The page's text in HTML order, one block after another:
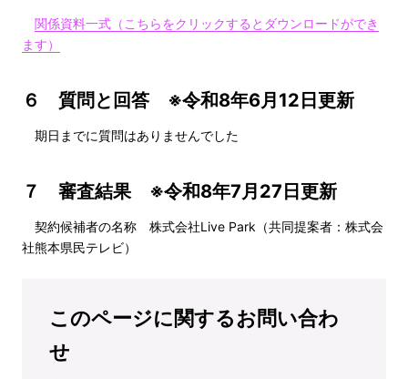
関係資料一式（こちらをクリックするとダウンロードができ
ます）
６ 質問と回答 ※令和8年6月12日更新
期日までに質問はありませんでした
７ 審査結果 ※令和8年7月27日更新
契約候補者の名称 株式会社Live Park（共同提案者：株式会
社熊本県民テレビ）
このページに関するお問い合わ
せ